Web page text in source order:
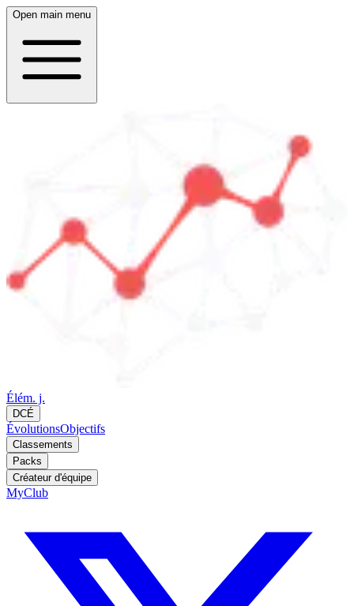
Open main menu
Élém. j.
DCÉ
ÉvolutionsObjectifs
Classements
Packs
Créateur d'équipe
MyClub